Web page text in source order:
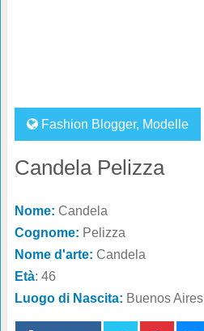
Fashion Blogger, Modelle
Candela Pelizza
Nome: Candela
Cognome: Pelizza
Nome d'arte: Candela
Età: 46
Luogo di Nascita: Buenos Aires